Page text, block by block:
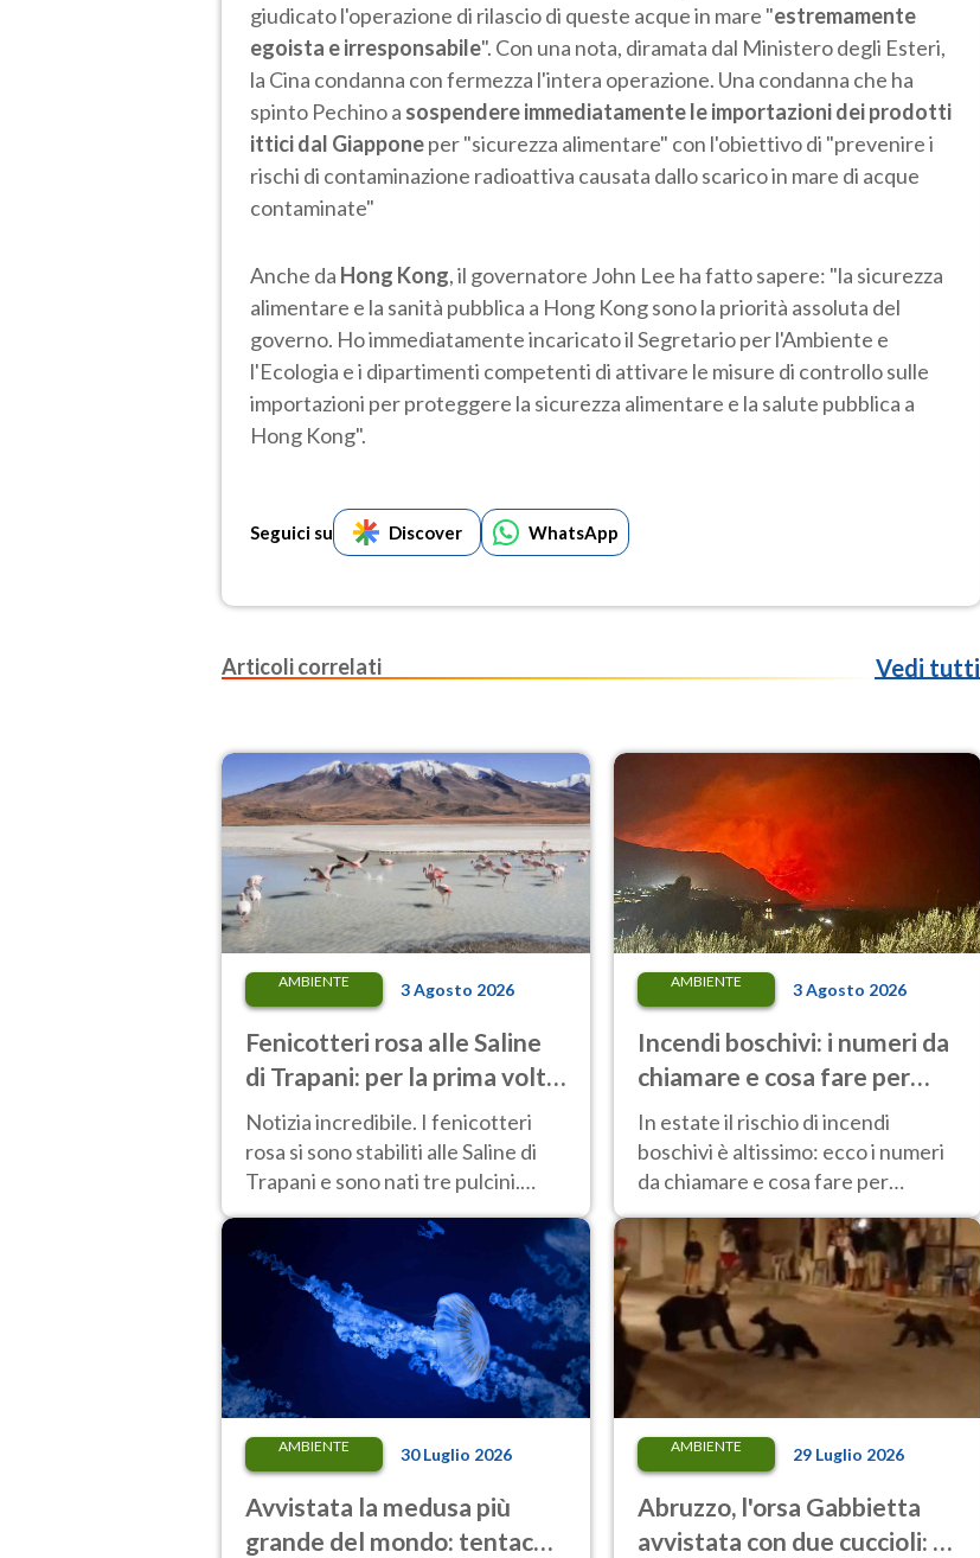
giudicato l'operazione di rilascio di queste acque in mare "estremamente
egoista e irresponsabile". Con una nota, diramata dal Ministero degli Esteri,
la Cina condanna con fermezza l'intera operazione. Una condanna che ha
spinto Pechino a sospendere immediatamente le importazioni dei prodotti
ittici dal Giapponeper "sicurezza alimentare" con l'obiettivo di "prevenire i
rischi di contaminazione radioattiva causata dallo scarico in mare di acque
contaminate"
Anche da Hong Kong, il governatore John Lee ha fatto sapere: "la sicurezza
alimentare e la sanità pubblica a Hong Kong sono la priorità assoluta del
governo. Ho immediatamente incaricato il Segretario per l'Ambiente e
l'Ecologia e i dipartimenti competenti di attivare le misure di controllo sulle
importazioni per proteggere la sicurezza alimentare e la salute pubblica a
Hong Kong".
Seguici su Discover WhatsApp
Articoli correlati Vedi tutti
AMBIENTE 3 Agosto 2026
Fenicotteri rosa alle Saline
di Trapani: per la prima volta
nascono tre pulcini nella
riserva
Notizia incredibile. I fenicotteri
rosa si sono stabiliti alle Saline di
Trapani e sono nati tre pulcini.
Ecco cosa è successo e perché
AMBIENTE 3 Agosto 2026
Incendi boschivi: i numeri da
chiamare e cosa fare per
mettersi in salvo
In estate il rischio di incendi
boschivi è altissimo: ecco i numeri
da chiamare e cosa fare per
mettersi in salvo
AMBIENTE 30 Luglio 2026
Avvistata la medusa più
grande del mondo: tentacoli
AMBIENTE 29 Luglio 2026
Abruzzo, l'orsa Gabbietta
avvistata con due cuccioli: è